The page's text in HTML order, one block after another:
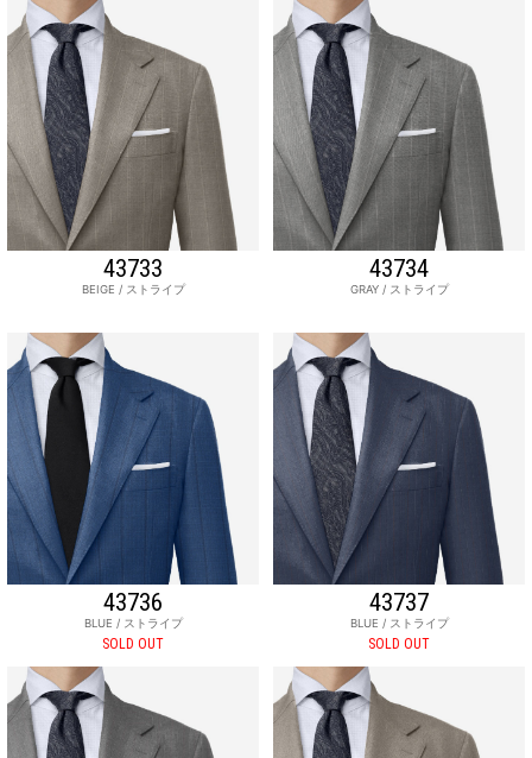
43733
BEIGE / ストライプ
43734
GRAY / ストライプ
43736
BLUE / ストライプ
SOLD OUT
43737
BLUE / ストライプ
SOLD OUT